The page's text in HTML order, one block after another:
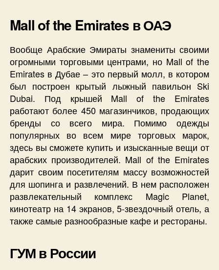
Mall of the Emirates в ОАЭ
Вообще Арабские Эмираты знамениты своими
огромными торговыми центрами, но Mall of the
Emirates в Дубае – это первый молл, в котором
был построен крытый лыжный павильон Ski
Dubai. Под крышей Mall of the Emirates
работают более 450 магазинчиков, продающих
бренды со всего мира. Помимо одежды
популярных во всем мире торговых марок,
здесь вы сможете купить и изысканные вещи от
арабских производителей. Mall of the Emirates
дарит своим посетителям массу возможностей
для шопинга и развлечений. В нем расположен
развлекательный комплекс Magic Planet,
кинотеатр на 14 экранов, 5-звездочный отель, а
также самые разнообразные кафе и рестораны.
ГУМ в России